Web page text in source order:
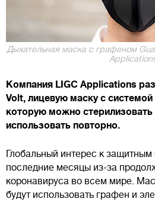
Дыхательная маска с графеном
Компания LIGC Applications
Volt, лицевую маску с
которую можно стерилизовать
использовать повторно.
Глобальный интерес к
последние месяцы из-за
коронавируса во всем мире.
будут использовать графен и